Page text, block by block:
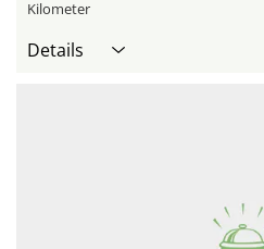
Kilometer
Details